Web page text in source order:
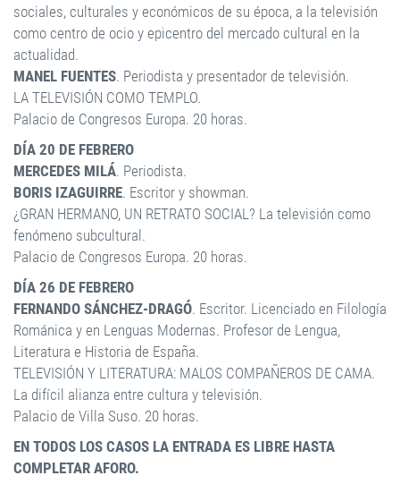
sociales, culturales y económicos de su época, a la televisión
como centro de ocio y epicentro del mercado cultural en la
actualidad.
MANEL FUENTES. Periodista y presentador de televisión.
LA TELEVISIÓN COMO TEMPLO.
Palacio de Congresos Europa. 20 horas.
DÍA 20 DE FEBRERO
MERCEDES MILÁ. Periodista.
BORIS IZAGUIRRE. Escritor y showman.
¿GRAN HERMANO, UN RETRATO SOCIAL? La televisión como
fenómeno subcultural.
Palacio de Congresos Europa. 20 horas.
DÍA 26 DE FEBRERO
FERNANDO SÁNCHEZ-DRAGÓ. Escritor. Licenciado en Filología
Románica y en Lenguas Modernas. Profesor de Lengua,
Literatura e Historia de España.
TELEVISIÓN Y LITERATURA: MALOS COMPAÑEROS DE CAMA.
La difícil alianza entre cultura y televisión.
Palacio de Villa Suso. 20 horas.
EN TODOS LOS CASOS LA ENTRADA ES LIBRE HASTA
COMPLETAR AFORO.